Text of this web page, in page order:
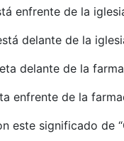
enfrente de la
delante de la
delante de la
enfrente de la
este significado de